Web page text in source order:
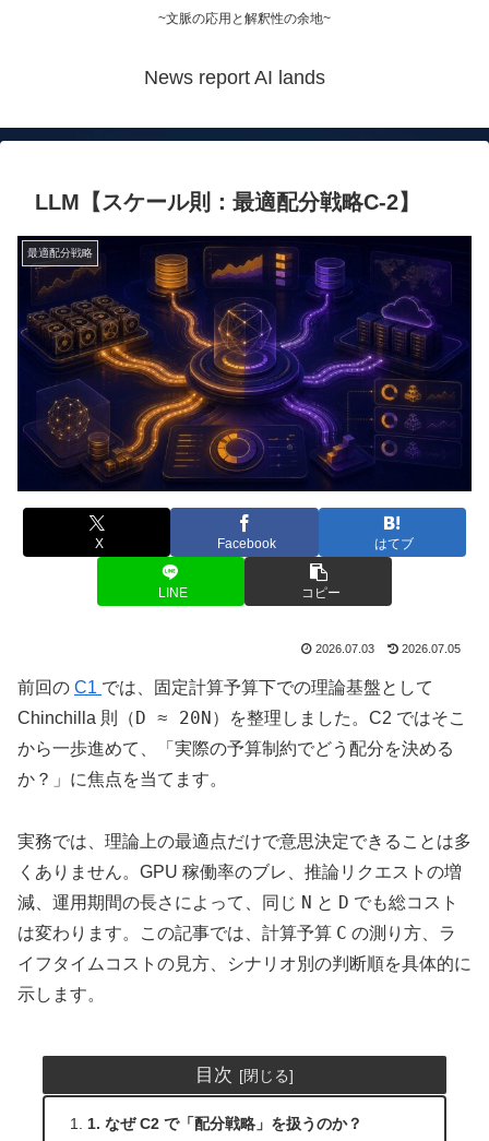
~文脈の応用と解釈性の余地~
News report AI lands
LLM【スケール則：最適配分戦略C-2】
最適配分戦略
X Facebook はてブ
LINE コピー
2026.07.03 2026.07.05
前回の C1 では、固定計算予算下での理論基盤として
Chinchilla 則（D ≈ 20N）を整理しました。C2 ではそこ
から一歩進めて、「実際の予算制約でどう配分を決める
か？」に焦点を当てます。
実務では、理論上の最適点だけで意思決定できることは多
くありません。GPU 稼働率のブレ、推論リクエストの増
減、運用期間の長さによって、同じ N と D でも総コスト
は変わります。この記事では、計算予算 C の測り方、ラ
イフタイムコストの見方、シナリオ別の判断順を具体的に
示します。
目次
1. なぜ C2 で「配分戦略」を扱うのか？